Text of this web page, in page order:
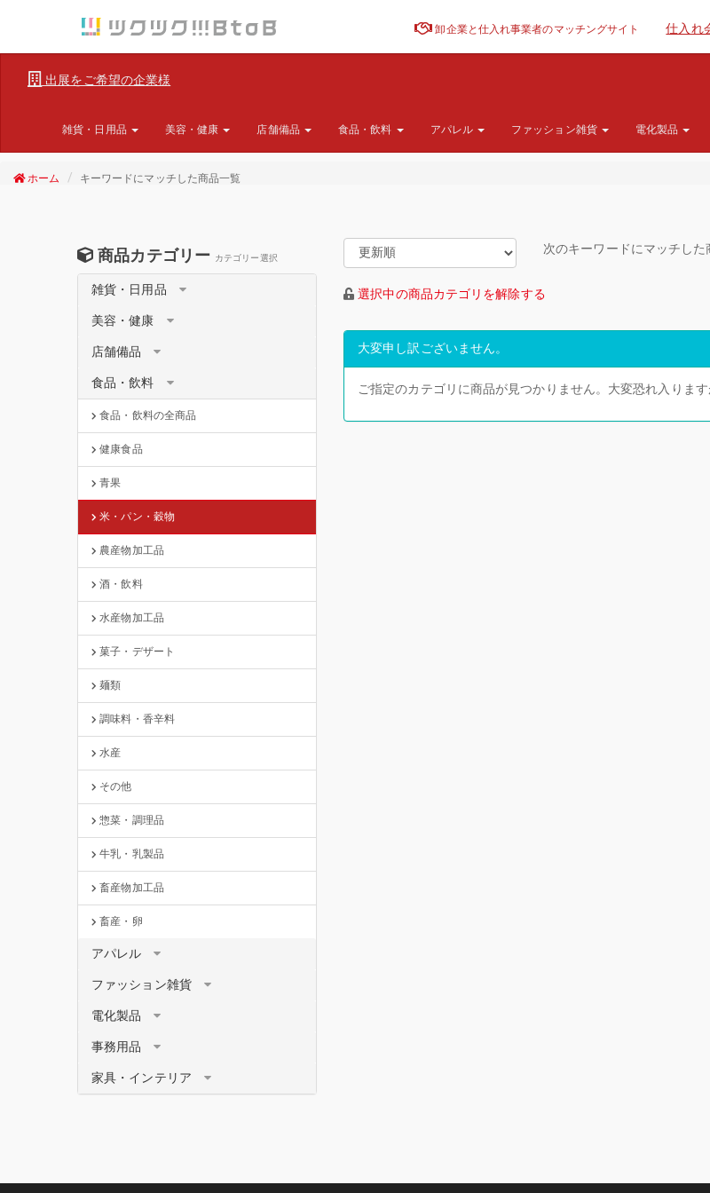
卸企業と仕入れ事業者のマッチングサイト 仕入れ
出展をご希望の企業様
雑貨・日用品 美容・健康 店舗備品 食品・飲料 アパレル ファッション雑貨 電化製品
ホーム キーワードにマッチした商品一覧
商品カテゴリー カテゴリー選択
雑貨・日用品
美容・健康
店舗備品
食品・飲料
食品・飲料の全商品
健康食品
青果
米・パン・穀物
農産物加工品
酒・飲料
水産物加工品
菓子・デザート
麺類
調味料・香辛料
水産
その他
惣菜・調理品
牛乳・乳製品
畜産物加工品
畜産・卵
アパレル
ファッション雑貨
電化製品
事務用品
家具・インテリア
次のキーワードにマッチし
選択中の商品カテゴリを解除する
大変申し訳ございません。
ご指定のカテゴリに商品が見つかりません。大変恐れ入りま